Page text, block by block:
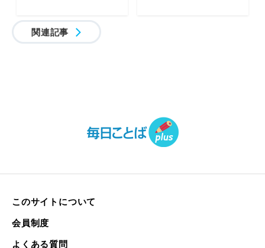
関連記事
このサイトについて
会員制度
よくある質問